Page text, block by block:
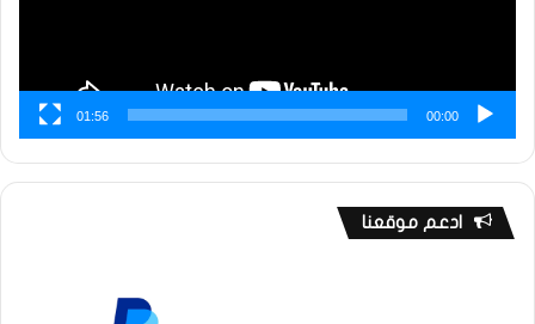
00:00
01:56
ادعم موقعنا